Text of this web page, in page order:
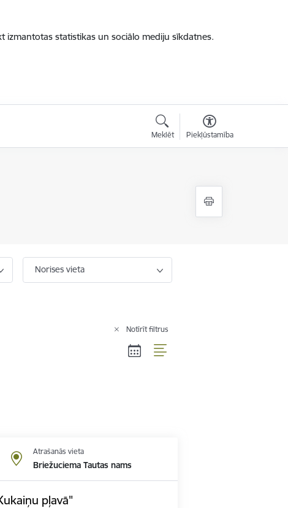
izmantotas statistikas un sociālo mediju sīkdatnes.
Meklēt Piekļūstamība
Norises vieta
Notīrīt filtrus
Atrašanās vieta
Briežuciema Tautas nams
pļavā"